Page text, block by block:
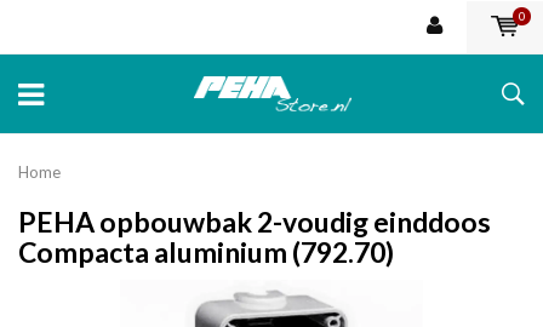
0
Home
PEHA opbouwbak 2-voudig einddoos
Compacta aluminium (792.70)